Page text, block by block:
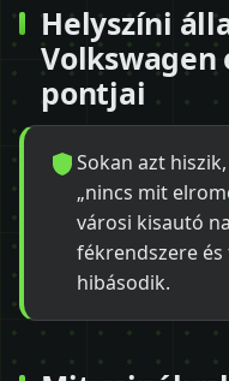
Helyszíni
pontjai
Sokan azt
„nincs mit
városi kisautó
fékrendszere
hibásodik.